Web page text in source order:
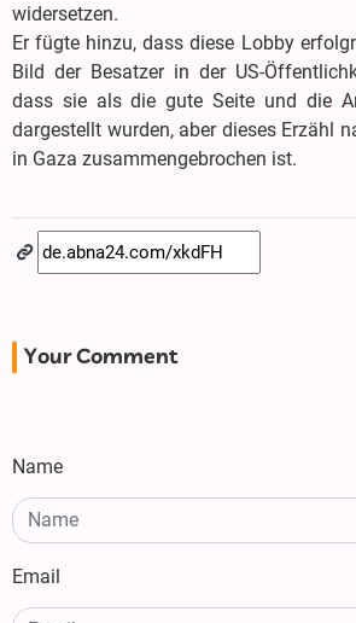
widersetzen.
Er fügte hinzu, dass diese Lobby
Bild der Besatzer in der US-
dass sie als die gute Seite und die
dargestellt wurden, aber dieses Erzähl
in Gaza zusammengebrochen ist.
Your Comment
Name
Email